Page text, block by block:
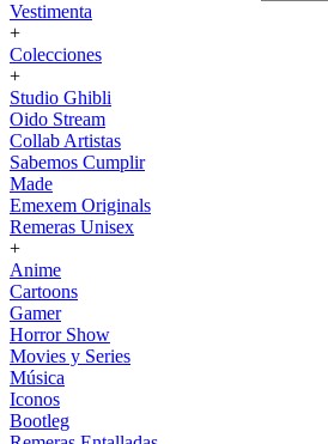
Vestimenta
+
Colecciones
+
Studio Ghibli
Oido Stream
Collab Artistas
Sabemos Cumplir
Made
Emexem Originals
Remeras Unisex
+
Anime
Cartoons
Gamer
Horror Show
Movies y Series
Música
Iconos
Bootleg